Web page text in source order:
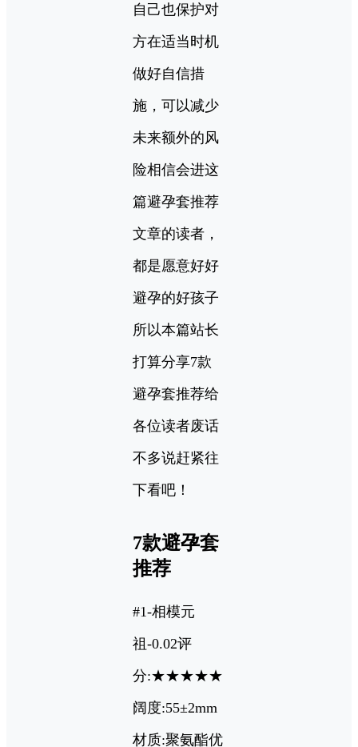
自己也保护对
方在适当时机
做好自信措
施，可以减少
未来额外的风
险相信会进这
篇避孕套推荐
文章的读者，
都是愿意好好
避孕的好孩子
所以本篇站长
打算分享7款
避孕套推荐给
各位读者废话
不多说赶紧往
下看吧！
7款避孕套
推荐
#1-相模元
祖-0.02评
分:★★★★★
阔度:55±2mm
材质:聚氨酯优